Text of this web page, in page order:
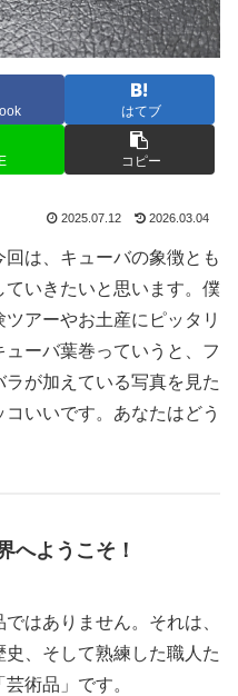
はてブ
コピー
2025.07.12 2026.03.04
は、キューバの象徴とも
ていきたいと思います。僕
アーやお土産にピッタリ
ーバ葉巻っていうと、フ
が加えている写真を見た
いいです。あなたはどう
へようこそ！
はありません。それは、
、そして熟練した職人た
術品」です。